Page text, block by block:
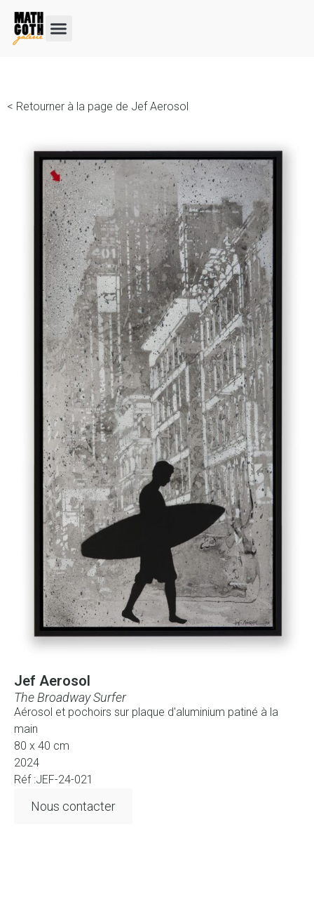
< Retourner à la page de Jef Aerosol
Jef Aerosol
The Broadway Surfer
Aérosol et pochoirs sur plaque d'aluminium patiné à la
main
80 x 40 cm
2024
Réf :JEF-24-021
Nous contacter